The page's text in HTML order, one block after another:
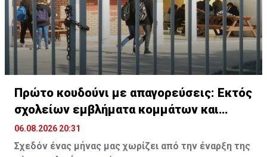
Πρώτο κουδούνι με απαγορεύσεις: Εκτός
σχολείων εμβλήματα κομμάτων και
ομάδων
06.08.2026 20:31
Σχεδόν ένας μήνας μας χωρίζει από την έναρξη της